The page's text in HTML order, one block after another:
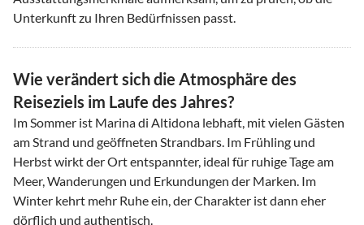
Unterkunft zu Ihren Bedürfnissen passt.
Wie verändert sich die Atmosphäre des
Reiseziels im Laufe des Jahres?
Im Sommer ist Marina di Altidona lebhaft, mit vielen Gästen
am Strand und geöffneten Strandbars. Im Frühling und
Herbst wirkt der Ort entspannter, ideal für ruhige Tage am
Meer, Wanderungen und Erkundungen der Marken. Im
Winter kehrt mehr Ruhe ein, der Charakter ist dann eher
dörflich und authentisch.